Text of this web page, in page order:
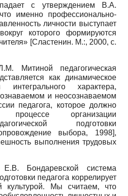
с утверждением В.А.
именно профессионально-
личности выступает
которого формируются
[Сластенин. М.:, 2000, с.
Митиной педагогическая
как динамическое
интегрального характера,
и неосознаваемом
педагога, которое должно
организации
подготовки
выбора, 1998],
выполнения трудовых
Бондаревской система
педагога коррелирует
культурой. Мы считаем, что